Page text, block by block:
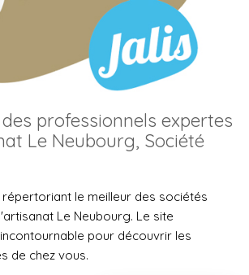
professionnels expertes
Le Neubourg, Société
le meilleur des sociétés
Le Neubourg. Le site
pour découvrir les
de chez vous.